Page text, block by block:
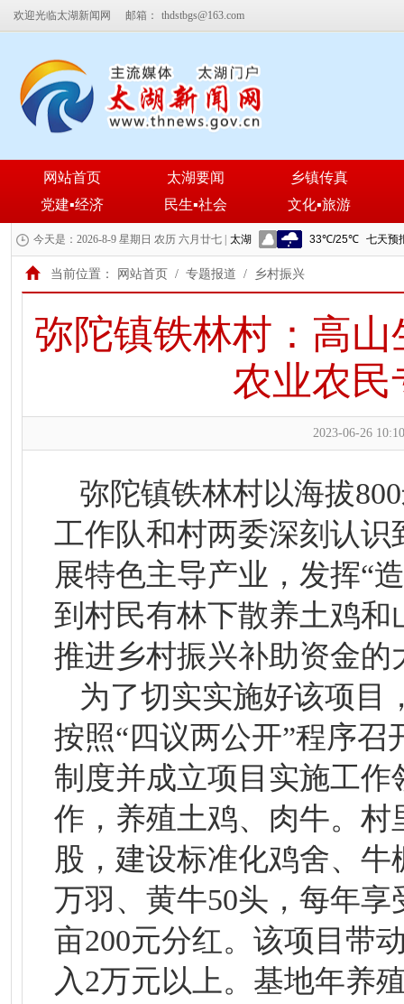
欢迎光临太湖新闻网 邮箱： thdstbgs@163.com
网站首页 太湖要闻
乡镇传真
党建▪经济
民生▪社会 文化▪旅游
今天是：2026-8-9 星期日 农历 六月廿七 |
当前位置： 网站首页 / 专题报道 / 乡村振兴
弥陀镇铁林村：高
农业农民
2023-06-26
弥陀镇铁林村以海拔
工作队和村两委深刻认
展特色主导产业，发挥“
到村民有林下散养土鸡和
推进乡村振兴补助资金
为了切实实施好该项目
按照“四议两公开”程序
制度并成立项目实施工
作，养殖土鸡、肉牛。
股，建设标准化鸡舍、
万羽、黄牛50头，每年
亩200元分红。该项目带
入2万元以上。基地年养